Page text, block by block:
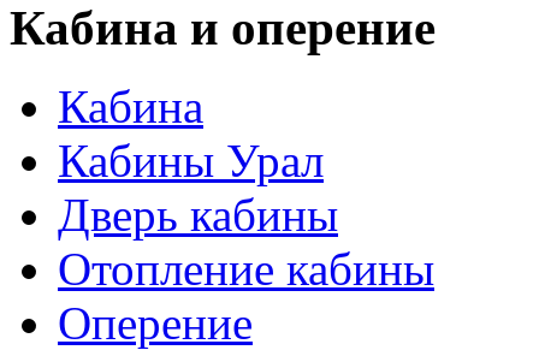
Кабина и оперение
Кабина
Кабины Урал
Дверь кабины
Отопление кабины
Оперение